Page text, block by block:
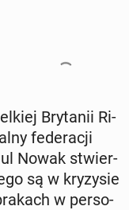
Bry­ta­nii Ri­
fe­de­ra­cji
Nowak stwier­
są w kry­zy­sie
w per­so­